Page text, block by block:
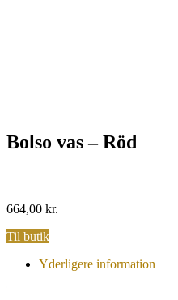
Bolso vas – Röd
664,00 kr.
Til butik
Yderligere information